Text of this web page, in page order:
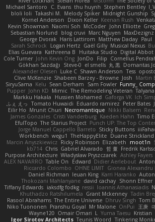
Michael Santoro
C. Evans thu huynh Stephen Bentley
bloli loli Takashi M. Melody Spiker Midnight Gunship
Kornel Anderson
Dixon Keller Keenan Rush
Kevin Showman Naomi Soh McCoder John Elliotte
Sebastian Norlund
blog cruvi Marc Nguyen MaxDezignz
George Dvorak Haris Lattirom Matthew Daday Paul
Sarah Schrock
Logan Hertz Gaël Gilly Musical Nexus
Elias Guevara Kathreena B Huitaka Studio Digital Abbot
Cole Turner John Kevin Ong JonDo Filip Cornellus
Gökhan Sazdağı
Steve-0 el smells 丸 黒 Domantas
Alexander Olesen Luke C Shawn Anderson Tess
Clive McKenzie Shabeen Barzey - Browne Josh Martin
SiryuSama Kelu Sean Derham Sam Fowler Funny_
Pupper John KD Mimic The Remodeling Veteran Talyana
Markku Hakala
Hussien Mohamed Gaforga VK Ich
ふぇ えっ Tomato Huwaidi Eduardo ramirez Peter Bates
Eilir Ho Mrunit Churi Necromantique Nikki Balsem
James Gonzales Cristi Vanderburg Kaeden Hahn Timo
EfulTopo The Starius Project Punch UP: The Top
Jorge Manuel Cappello Barreto Sticky Buttons
Workbench wegu1 TheHappyElite Duane Strickland
Marcin Anyszkiewicz Ricky Robinson Elizabeth moot1n
kb714 Chris Gabriel Alvarado 哲 董 Fredrik
Purpose Architecture Władysław Pryszczarek Ashley Fayers
ALEX NAVARRO Table On Edward Didier Aerlebout Anton
Riccardo Colombo OHNE LIMIT Gionea Alexandru
Daniel Richman Ieuan King Karri Haranko
Thokozani Mahlanyane david cachay Shonn Effner
Tiffany Edwards iaksdfg fodkg ressii Ioannis Athanasiadis
Khuthadzo Ratshilumela Grant Mckenney Tadin
Rasool Abrahams The Entire Universe Dhruv Singh Tom
Niko Tuononen Pranshu Goyal Mr Malone OnPui 王庚
Wayne120 Omair Omari L Yuma Taesu Kristian
Igor Sirotov Architects Teunis Woord Tinkering